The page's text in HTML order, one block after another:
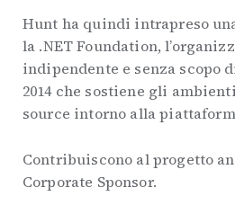
Hunt ha quindi intrapreso
la .NET Foundation,
indipendente e senza scopo
2014 che sostiene gli
source intorno alla
Contribuiscono al progetto
Corporate Sponsor.